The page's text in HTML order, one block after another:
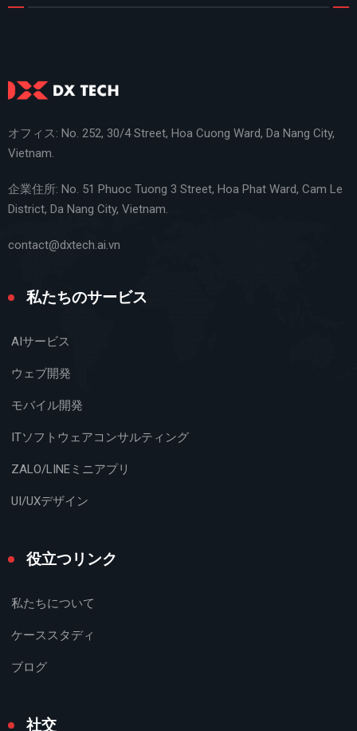
オフィス: No. 252, 30/4 Street, Hoa Cuong Ward, Da Nang City,
Vietnam.
企業住所: No. 51 Phuoc Tuong 3 Street, Hoa Phat Ward, Cam Le
District, Da Nang City, Vietnam.
contact@dxtech.ai.vn
私たちのサービス
AIサービス
ウェブ開発
モバイル開発
ITソフトウェアコンサルティング
ZALO/LINEミニアプリ
UI/UXデザイン
役立つリンク
私たちについて
ケーススタディ
ブログ
社交